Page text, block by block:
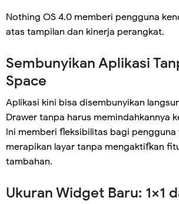
Nothing OS 4.0 memberi pengguna
atas tampilan dan kinerja perangkat.
Sembunyikan Aplikasi
Space
Aplikasi kini bisa disembunyikan
Drawer tanpa harus memindahkannya
Ini memberi fleksibilitas bagi pengguna
merapikan layar tanpa mengaktifkan
tambahan.
Ukuran Widget Baru: 1×1